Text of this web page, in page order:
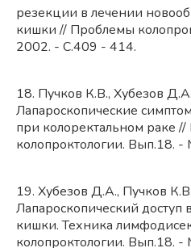
резекции в лечении
кишки // Проблемы
2002. - С.409 - 414.
18. Пучков К.В., Хубезов
Лапароскопические
при колоректальном раке
колопроктологии. Вып.18.
19. Хубезов Д.А., Пучков
Лапароскопический
кишки. Техника
колопроктологии. Вып.18.